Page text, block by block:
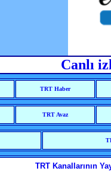
Canlı
TRT Haber
TRT Avaz
TRT Kanallarının